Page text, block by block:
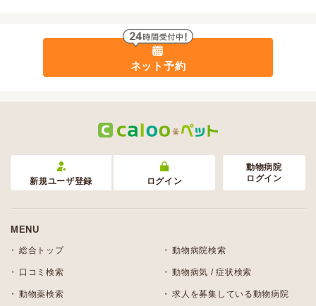
ネット予約
新規ユーザ登録 ログイン
動物病院
ログイン
MENU
総合トップ 動物病院検索
口コミ検索 動物病気 / 症状検索
動物薬検索 求人を募集している動物病院